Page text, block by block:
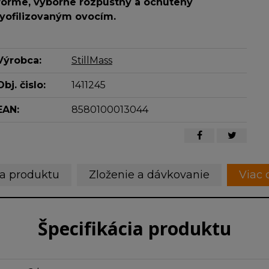
ovocím.
StillMass
čislo: 1411245
8580100013044
produktu Zloženie a dávkovanie Viac
Špecifikácia produktu